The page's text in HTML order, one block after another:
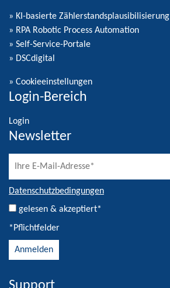
» KI-basierte Zählerstandsplausibilisierung
» RPA Robotic Process Automation
» Self-Service-Portale
» DSCdigital
» Cookieeinstellungen
Login-Bereich
Login
Newsletter
Datenschutzbedingungen
gelesen & akzeptiert*
*Pflichtfelder
Alternative: